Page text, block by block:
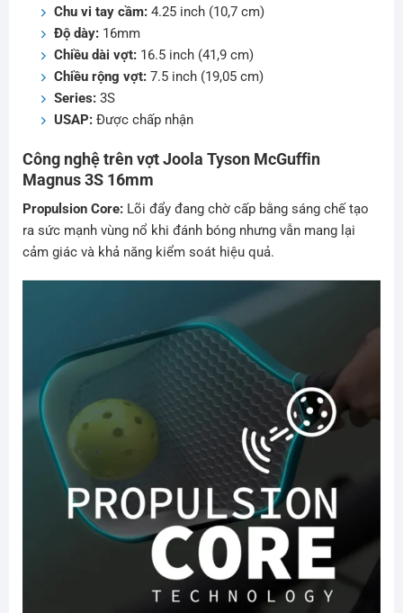
Chu vi tay cầm: 4.25 inch (10,7 cm)
Độ dày:16mm
Chiều dài vợt: 16.5 inch (41,9 cm)
Chiều rộng vợt:7.5 inch (19,05 cm)
Series: 3S
USAP:Được chấp nhận
Công nghệ trên vợt Joola Tyson McGuffin
Magnus 3S 16mm
Propulsion Core:Lõi đẩy đang chờ cấp bằng sáng chế tạo
ra sức mạnh vùng nổ khi đánh bóng nhưng vẫn mang lại
cảm giác và khả năng kiểm soát hiệu quả.